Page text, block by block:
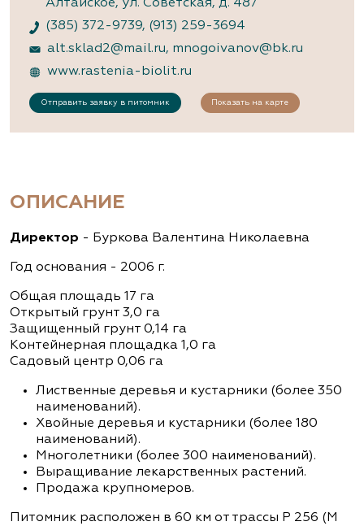
Алтайское, ул. Советская, д. 487
(385) 372-9739, (913) 259-3694
alt.sklad2@mail.ru, mnogoivanov@bk.ru
www.rastenia-biolit.ru
Отправить заявку в питомник Показать на карте
ОПИСАНИЕ
Директор - Буркова Валентина Николаевна
Год основания - 2006 г.
Общая площадь 17 га
Открытый грунт 3,0 га
Защищенный грунт 0,14 га
Контейнерная площадка 1,0 га
Садовый центр 0,06 га
Лиственные деревья и кустарники (более 350
наименований).
Хвойные деревья и кустарники (более 180
наименований).
Многолетники (более 300 наименований).
Выращивание лекарственных растений.
Продажа крупномеров.
Питомник расположен в 60 км от трассы Р 256 (М